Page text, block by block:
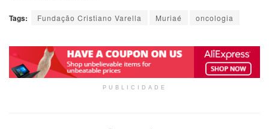
Tags: Fundação Cristiano Varella Muriaé oncologia
PUBLICIDADE